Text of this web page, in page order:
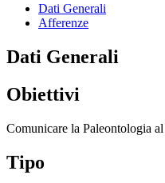
Dati Generali
Afferenze
Dati Generali
Obiettivi
Comunicare la Paleontologia
Tipo